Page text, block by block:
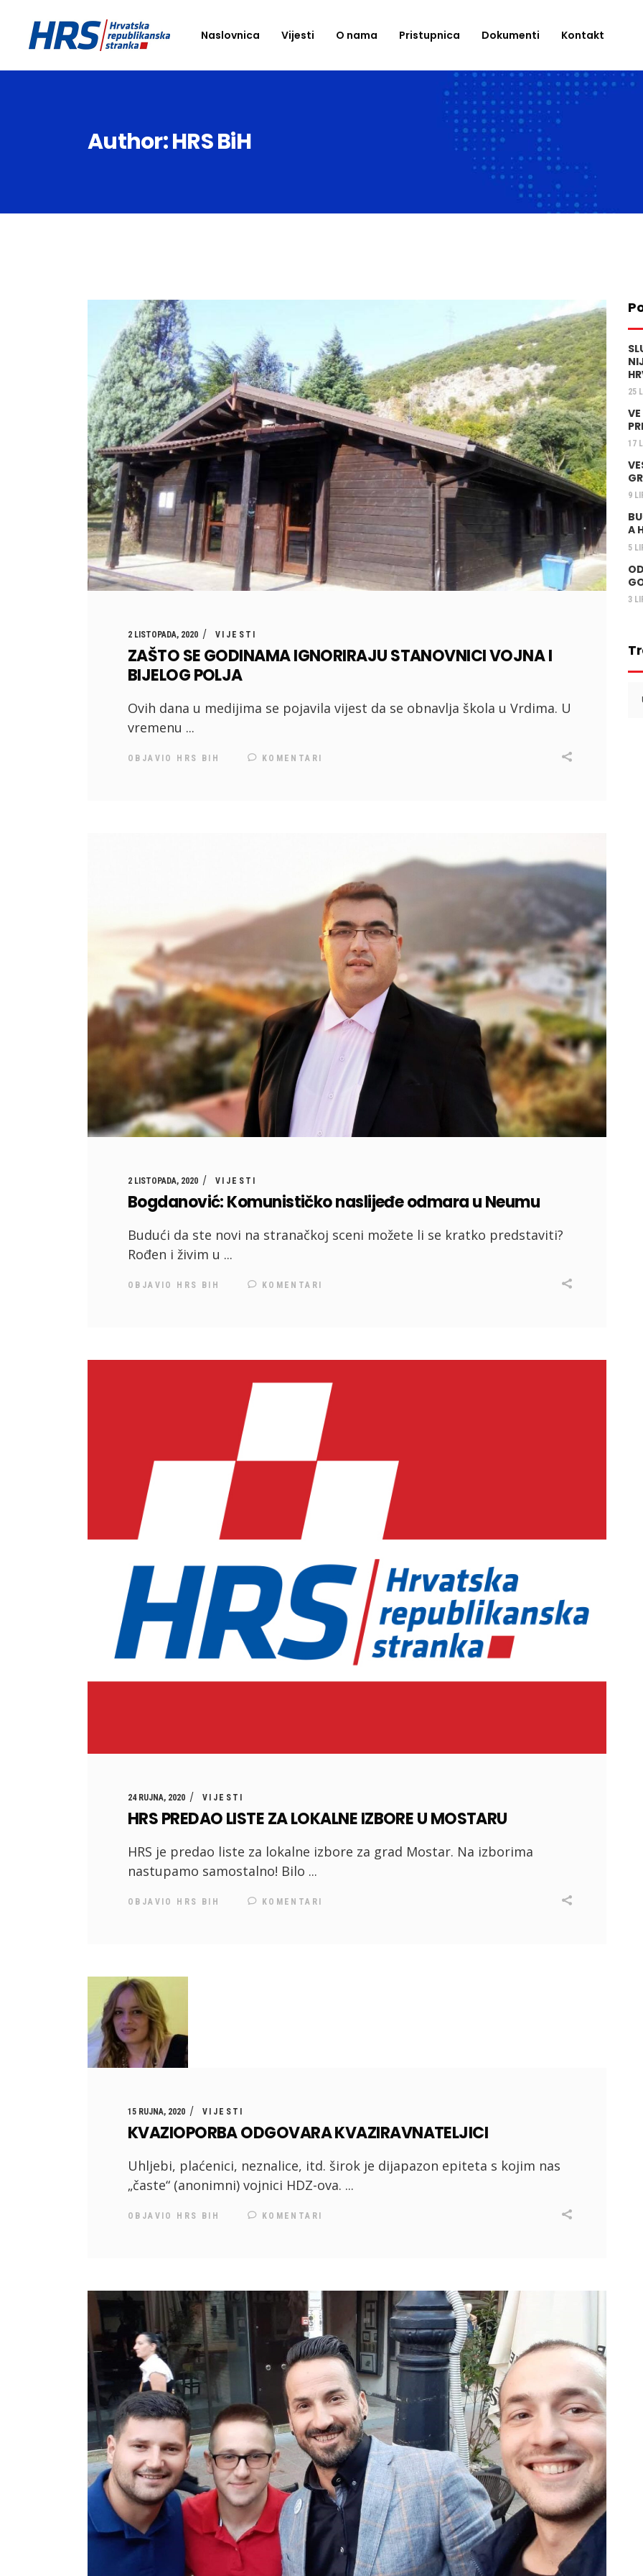
Naslovnica Vijesti O nama Pristupnica Dokumenti Kontakt
Author: HRS BiH
2 LISTOPADA, 2020 VIJESTI
ZAŠTO SE GODINAMA IGNORIRAJU STANOVNICI VOJNA I
BIJELOG POLJA
Ovih dana u medijima se pojavila vijest da se obnavlja škola u Vrdima. U
vremenu
OBJAVIO HRS BIH KOMENTARI
2 LISTOPADA, 2020 VIJESTI
Bogdanović: Komunističko naslijeđe odmara u Neumu
Budući da ste novi na stranačkoj sceni možete li se kratko predstaviti?
Rođen i živim u
OBJAVIO HRS BIH KOMENTARI
24 RUJNA, 2020 VIJESTI
HRS PREDAO LISTE ZA LOKALNE IZBORE U MOSTARU
HRS je predao liste za lokalne izbore za grad Mostar. Na izborima
nastupamo samostalno! Bilo
OBJAVIO HRS BIH KOMENTARI
15 RUJNA, 2020 VIJESTI
KVAZIOPORBA ODGOVARA KVAZIRAVNATELJICI
Uhljebi, plaćenici, neznalice, itd. širok je dijapazon epiteta s kojim nas
„časte“ (anonimni) vojnici HDZ-ova.
OBJAVIO HRS BIH KOMENTARI
25
17
9
A
5
3